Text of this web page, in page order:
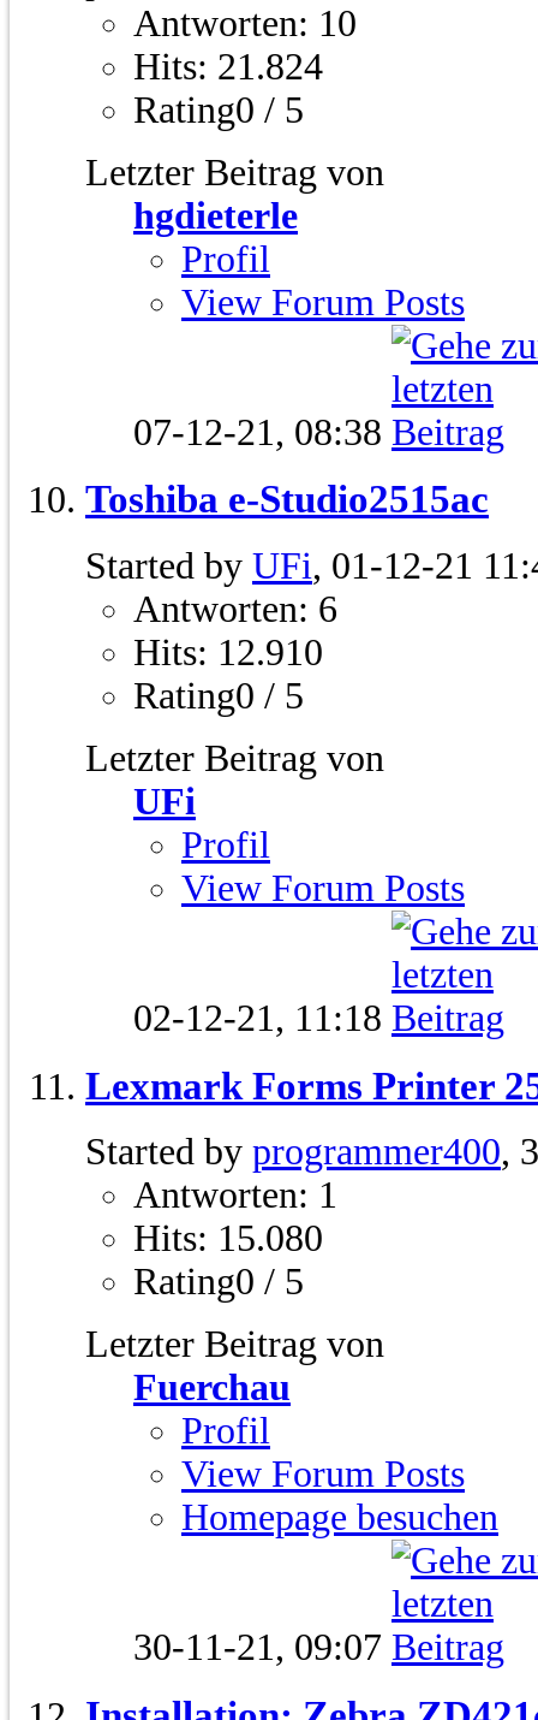
Antworten: 10
Hits: 21.824
Rating0 / 5
Letzter Beitrag von
hgdieterle
Profil
View Forum Posts
07-12-21, 08:38
Toshiba e-Studio2515ac
Started by UFi, 01-12-21
Antworten: 6
Hits: 12.910
Rating0 / 5
Letzter Beitrag von
UFi
Profil
View Forum Posts
02-12-21, 11:18
Lexmark Forms Printer
Started by programmer400,
Antworten: 1
Hits: 15.080
Rating0 / 5
Letzter Beitrag von
Fuerchau
Profil
View Forum Posts
Homepage besuchen
30-11-21, 09:07